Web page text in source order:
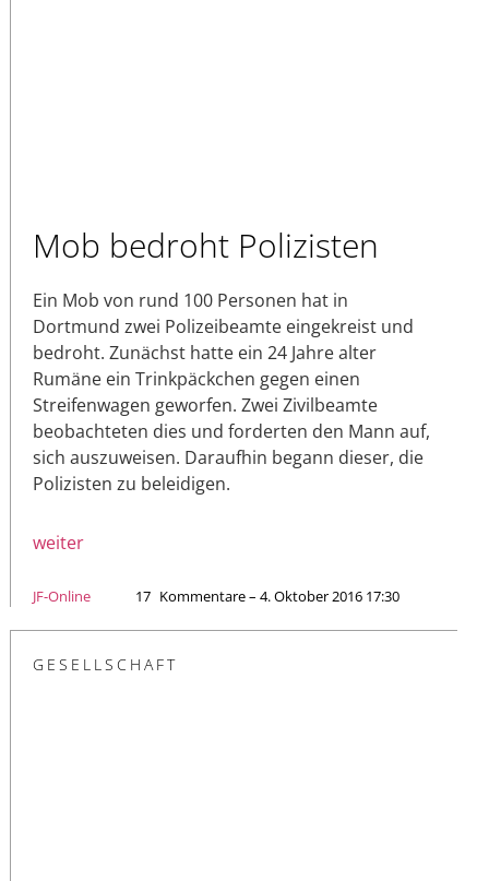
Mob bedroht Polizisten
Ein Mob von rund 100 Personen hat in
Dortmund zwei Polizeibeamte eingekreist und
bedroht. Zunächst hatte ein 24 Jahre alter
Rumäne ein Trinkpäckchen gegen einen
Streifenwagen geworfen. Zwei Zivilbeamte
beobachteten dies und forderten den Mann auf,
sich auszuweisen. Daraufhin begann dieser, die
Polizisten zu beleidigen.
weiter
JF-Online 17 Kommentare – 4. Oktober 2016 17:30
GESELLSCHAFT